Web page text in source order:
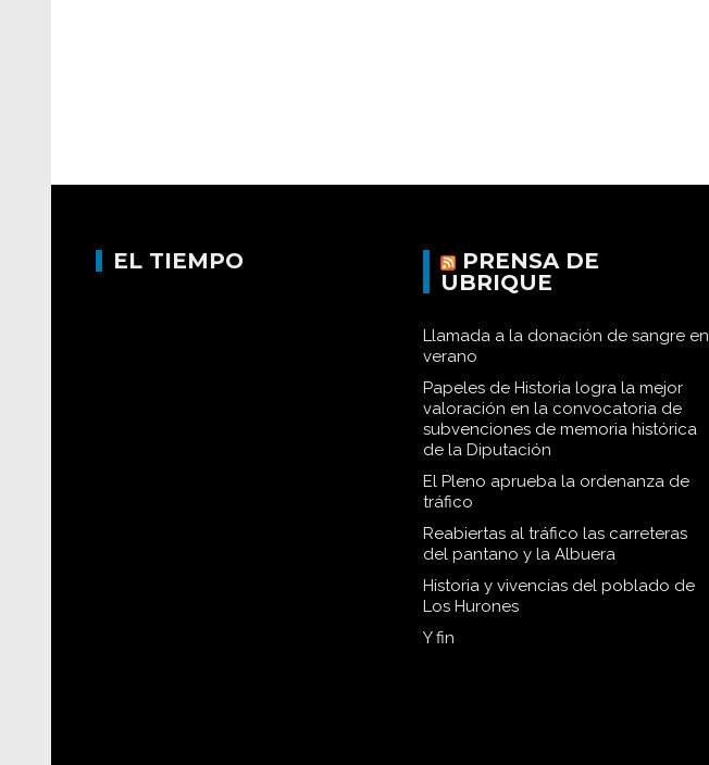
EL TIEMPO
PRENSA DE
UBRIQUE
Llamada a la donación de sangre en
verano
Papeles de Historia logra la mejor
valoración en la convocatoria de
subvenciones de memoria histórica
de la Diputación
El Pleno aprueba la ordenanza de
tráfico
Reabiertas al tráfico las carreteras
del pantano y la Albuera
Historia y vivencias del poblado de
Los Hurones
Y fin